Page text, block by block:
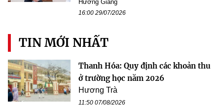
Hương Giang
16:00 29/07/2026
TIN MỚI NHẤT
Thanh Hóa: Quy định các khoản thu
ở trường học năm 2026
Hương Trà
11:50 07/08/2026